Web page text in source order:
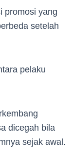
promosi yang
setelah
pelaku
dicegah bila
sejak awal.